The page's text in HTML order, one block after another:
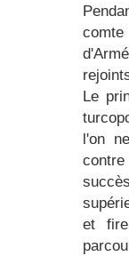
Le
l'on
et